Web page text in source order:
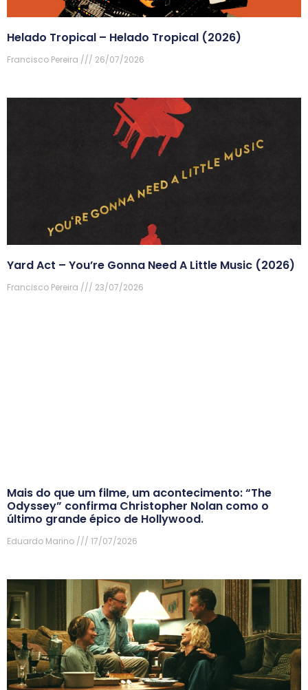
Helado Tropical – Helado Tropical (2026)
Francisco Pereira 26/07/2026
Yard Act – You’re Gonna Need A Little Music (2026)
Francisco Pereira 23/07/2026
Mais do que um filme, um acontecimento: “The
Odyssey” confirma Christopher Nolan como o
último grande épico de Hollywood.
Eduardo Marino 17/07/2026